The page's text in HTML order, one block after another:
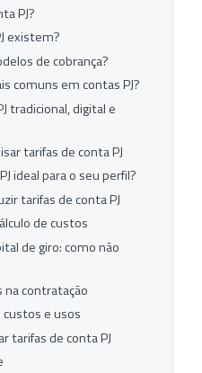
PJ?
existem?
de cobrança?
comuns em contas PJ?
tradicional, digital e
tarifas de conta PJ
ideal para o seu perfil?
tarifas de conta PJ
de custos
de giro: como não
contratação
e usos
tarifas de conta PJ